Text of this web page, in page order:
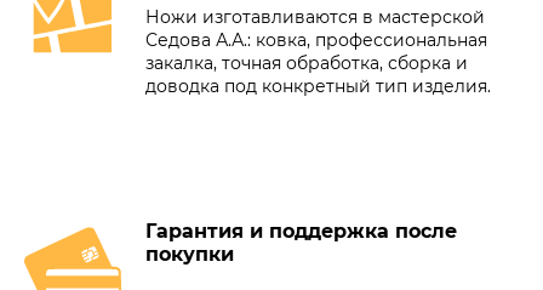
Ножи изготавливаются в мастерской
Седова А.А.: ковка, профессиональная
закалка, точная обработка, сборка и
доводка под конкретный тип изделия.
Гарантия и поддержка после
покупки